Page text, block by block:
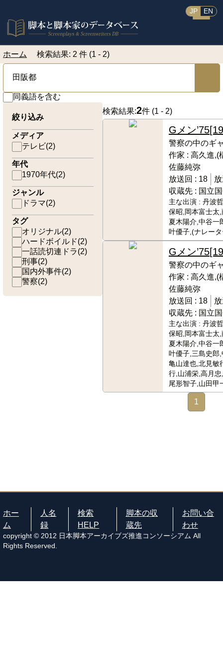
JP EN
ホーム 検索結果: 2 件 (1 - 2)
同義語を含む
絞り込み
メディア
テレビ(2)
年代
1970年代(2)
ジャンル
ドラマ(2)
タグ
オリジナル(2)
ハードボイルド(2)
一話読切連ドラ(2)
刑事(2)
国内外事件(2)
警察(2)
検索結果:2件 (1 - 2)
Gメン’75
警察の中のギ
作家 : 高久進,(
佐藤純弥
放送回 : 18
収蔵先 : 国立
主な出演 : 丹波
保昭,岡本富士太
夏木陽介,中谷一
叶優子,(ナレー
Gメン’75
警察の中のギ
作家 : 高久進,(
佐藤純弥
放送回 : 18
収蔵先 : 国立
主な出演 : 丹波
保昭,岡本富士太
夏木陽介,中谷一
叶優子,三島史郎
亀山達也,北見敏
行,山浦栄,高月
尾形智子,山田甲
1
ホー
ム
人名
録
検索
HELP
脚本の収
蔵先
お問い合
わせ
copyright © 2012 日本脚本アーカイブズ推進コンソーシアム All
Rights Reserved.